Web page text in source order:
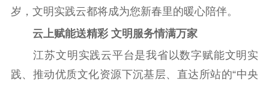
岁，文明实践云都将成为您新春里的暖心陪伴。
云上赋能送精彩 文明服务情满万家
江苏文明实践云平台是我省以数字赋能文明实
践、推动优质文化资源下沉基层、直达所站的“中央